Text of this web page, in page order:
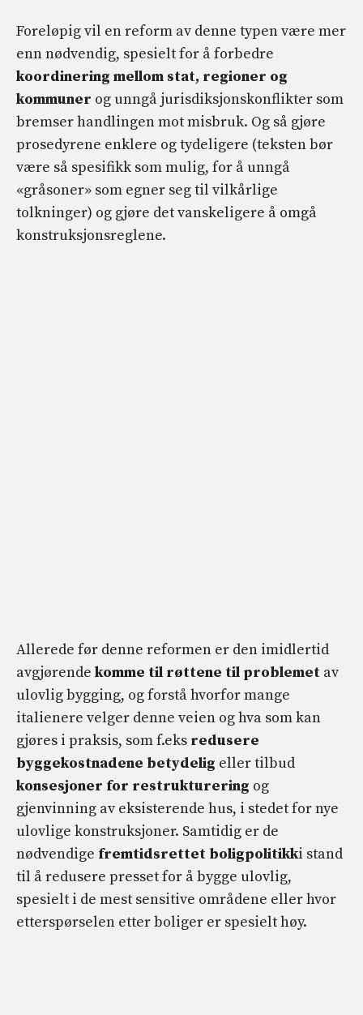
Foreløpig vil en reform av denne typen være mer
enn nødvendig, spesielt for å forbedre
koordinering mellom stat, regioner og
kommuner og unngå jurisdiksjonskonflikter som
bremser handlingen mot misbruk. Og så gjøre
prosedyrene enklere og tydeligere (teksten bør
være så spesifikk som mulig, for å unngå
«gråsoner» som egner seg til vilkårlige
tolkninger) og gjøre det vanskeligere å omgå
konstruksjonsreglene.
Allerede før denne reformen er den imidlertid
avgjørende komme til røttene til problemet av
ulovlig bygging, og forstå hvorfor mange
italienere velger denne veien og hva som kan
gjøres i praksis, som f.eks redusere
byggekostnadene betydelig eller tilbud
konsesjoner for restrukturering og
gjenvinning av eksisterende hus, i stedet for nye
ulovlige konstruksjoner. Samtidig er de
nødvendige fremtidsrettet boligpolitikki stand
til å redusere presset for å bygge ulovlig,
spesielt i de mest sensitive områdene eller hvor
etterspørselen etter boliger er spesielt høy.